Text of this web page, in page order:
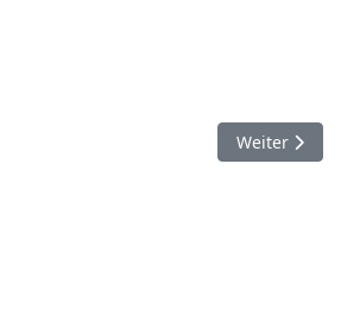
November. Paderborn. Nächster
Weiter